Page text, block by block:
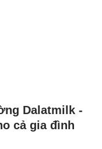
Dalatmilk -
cả gia đình